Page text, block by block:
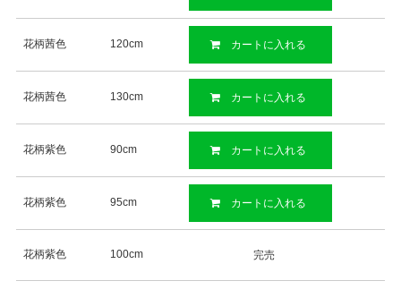
花柄茜色 120cm カートに入れる
花柄茜色 130cm カートに入れる
花柄紫色 90cm カートに入れる
花柄紫色 95cm カートに入れる
花柄紫色 100cm 完売